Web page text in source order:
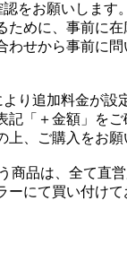
をお願いします。
ために、事前に
わせから事前に
り追加料金が設
記「＋金額」を
上、ご購入をお願
商品は、全て直
ーにて買い付けて